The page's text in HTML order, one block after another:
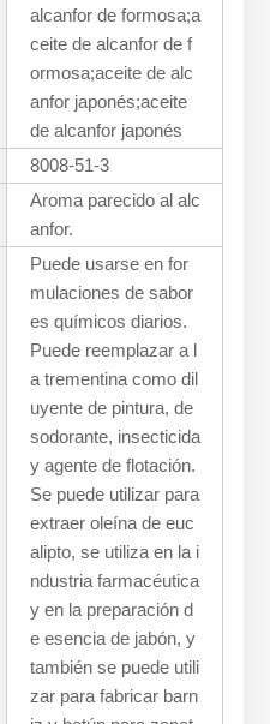
alcanfor de formosa;a
ceite de alcanfor de f
ormosa;aceite de alc
anfor japonés;aceite
de alcanfor japonés
8008-51-3
Aroma parecido al alc
anfor.
Puede usarse en for
mulaciones de sabor
es químicos diarios.
Puede reemplazar a l
a trementina como dil
uyente de pintura, de
sodorante, insecticida
y agente de flotación.
Se puede utilizar para
extraer oleína de euc
alipto, se utiliza en la i
ndustria farmacéutica
y en la preparación d
e esencia de jabón, y
también se puede utili
zar para fabricar barn